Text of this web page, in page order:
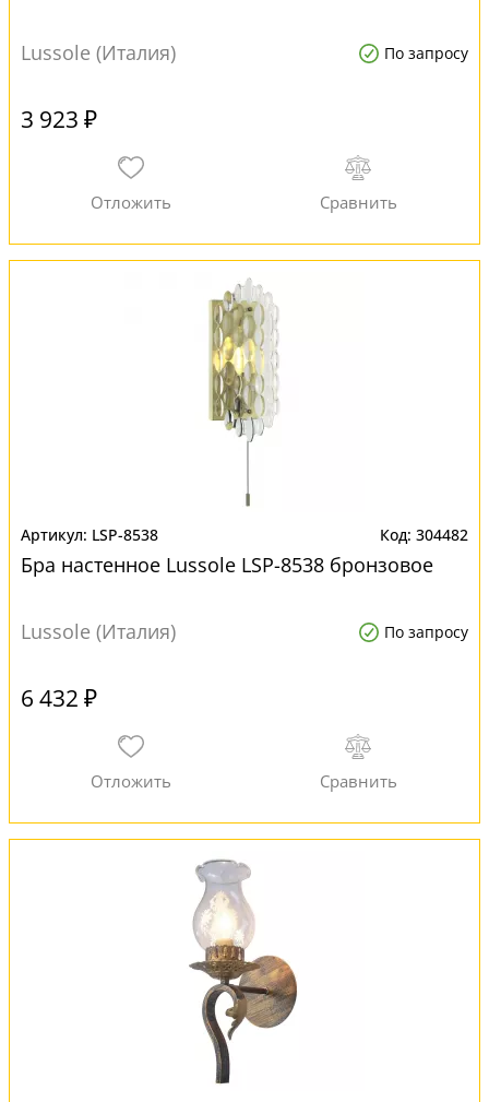
Lussole (Италия) По запросу
3 923 ₽
LSP-8538 304482
Бра настенное Lussole LSP-8538 бронзовое
Lussole (Италия) По запросу
6 432 ₽